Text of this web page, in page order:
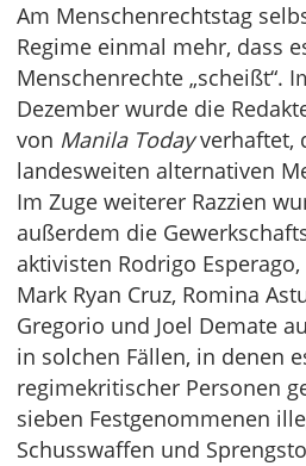
Am Menschenrechtstag
Regime einmal mehr, dass
Menschenrechte „scheißt“.
Dezember wurde die
von Manila Todayverhaftet,
landesweiten alternativen
Im Zuge weiterer Razzien
außerdem die
aktivisten Rodrigo
Mark Ryan Cruz, Romina
Gregorio und Joel Demate
in solchen Fällen, in denen
regimekritischer Personen
sieben Festgenommenen
Schusswaffen und